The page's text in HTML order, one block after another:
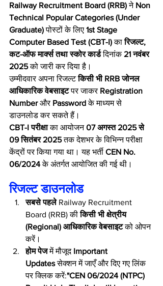
Railway Recruitment Board (RRB) ने Non
Technical Popular Categories (Under
Graduate) पोस्टों के लिए 1st Stage
Computer Based Test (CBT-I) का रिजल्ट,
कट-ऑफ मार्क्स तथा स्कोर कार्ड दिनांक 21 नवंबर
2025 को जारी कर दिया है।
उम्मीदवार अपना रिजल्ट किसी भी RRB जोनल
आधिकारिक वेबसाइट पर जाकर Registration
Number और Password के माध्यम से
डाउनलोड कर सकते हैं।
CBT-I परीक्षा का आयोजन 07 अगस्त 2025 से
09 सितंबर 2025 तक देशभर के विभिन्न परीक्षा
केंद्रों पर किया गया था। यह भर्ती CEN No.
06/2024 के अंतर्गत आयोजित की गई थी।
रिजल्ट डाउनलोड
सबसे पहले Railway Recruitment
Board (RRB) की किसी भी क्षेत्रीय
(Regional) आधिकारिक वेबसाइट को ओपन
करें।
होम पेज में मौजूद Important
Updates सेक्शन में जाएँ और दिए गए लिंक
पर क्लिक करें:"CEN 06/2024 (NTPC)